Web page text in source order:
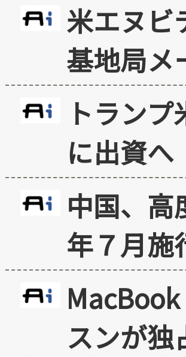
米エヌビ
基地局メ
トラン
に出資へ
中国、高
年７月施
スンが独